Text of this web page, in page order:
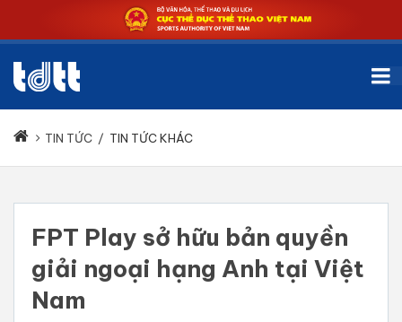
TIN TỨC / TIN TỨC KHÁC
FPT Play sở hữu bản quyền
giải ngoại hạng Anh tại Việt
Nam